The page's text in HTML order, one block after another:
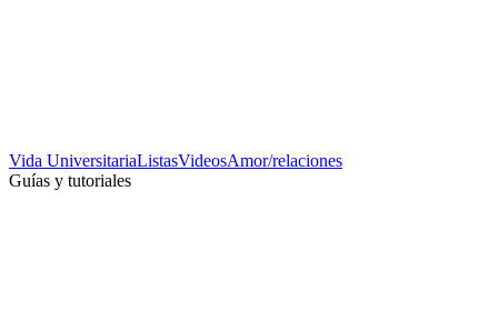
Vida UniversitariaListasVideosAmor/relaciones
Guías y tutoriales